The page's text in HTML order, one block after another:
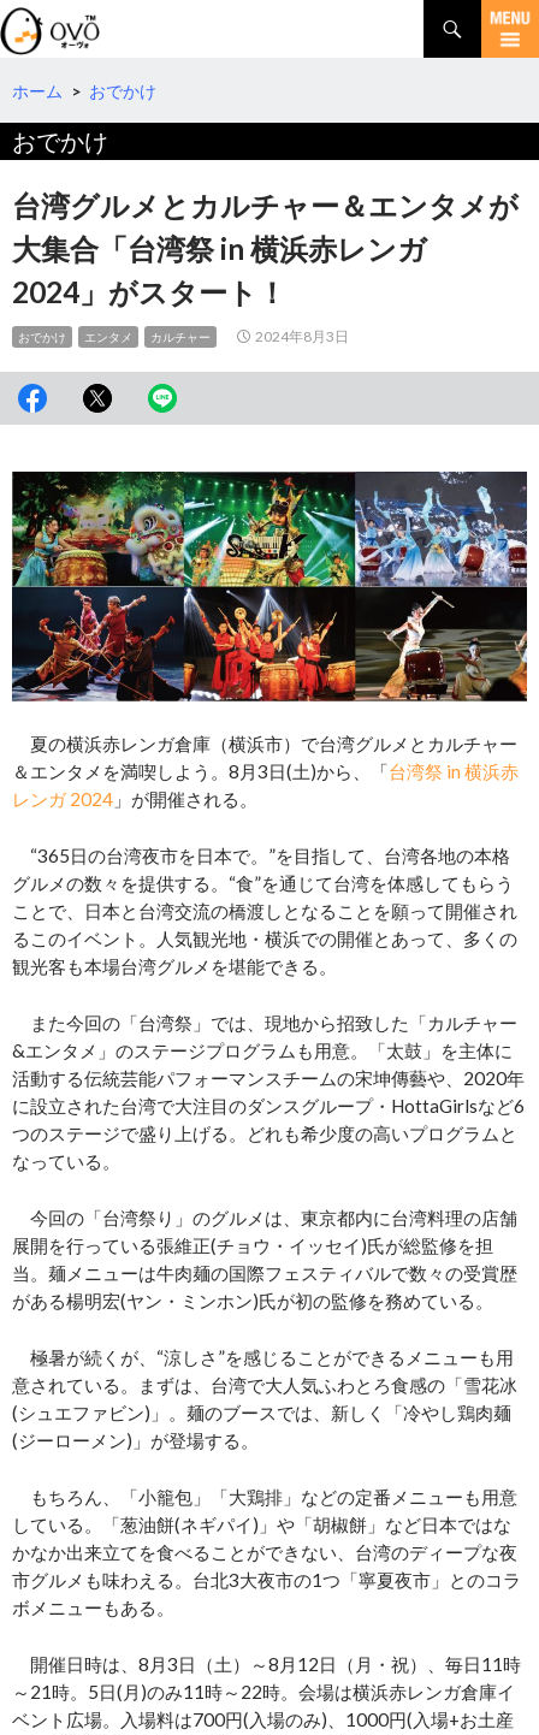
検
索
コ
テ
ツ
へ
ホーム > おでかけ
おでかけ
台湾グルメとカルチャー＆エンタメが
大集合「台湾祭 in 横浜赤レンガ
2024」がスタート！
おでかけ エンタメ カルチャー 2024年8月3日
夏の横浜赤レンガ倉庫（横浜市）で台湾グルメとカルチャー
＆エンタメを満喫しよう。8月3日(土)から、「台湾祭 in 横浜赤
レンガ 2024 」が開催される。
“365日の台湾夜市を日本で。”を目指して、台湾各地の本格
グルメの数々を提供する。“食”を通じて台湾を体感してもらう
ことで、日本と台湾交流の橋渡しとなることを願って開催され
るこのイベント。人気観光地・横浜での開催とあって、多くの
観光客も本場台湾グルメを堪能できる。
また今回の「台湾祭」では、現地から招致した「カルチャー
&エンタメ」のステージプログラムも用意。「太鼓」を主体に
活動する伝統芸能パフォーマンスチームの宋坤傳藝や、2020年
に設立された台湾で大注目のダンスグループ・HottaGirlsなど6
つのステージで盛り上げる。どれも希少度の高いプログラムと
なっている。
今回の「台湾祭り」のグルメは、東京都内に台湾料理の店舗
展開を行っている張維正(チョウ・イッセイ)氏が総監修を担
当。麺メニューは牛肉麺の国際フェスティバルで数々の受賞歴
がある楊明宏(ヤン・ミンホン)氏が初の監修を務めている。
極暑が続くが、“涼しさ”を感じることができるメニューも用
意されている。まずは、台湾で大人気ふわとろ食感の「雪花冰
(シュエファビン)」。麺のブースでは、新しく「冷やし鶏肉麺
(ジーローメン)」が登場する。
もちろん、「小籠包」「大鶏排」などの定番メニューも用意
している。「葱油餅(ネギパイ)」や「胡椒餅」など日本ではな
かなか出来立てを食べることができない、台湾のディープな夜
市グルメも味わえる。台北3大夜市の1つ「寧夏夜市」とのコラ
ボメニューもある。
開催日時は、8月3日（土）～8月12日（月・祝）、毎日11時
～21時。5日(月)のみ11時～22時。会場は横浜赤レンガ倉庫イ
ベント広場。入場料は700円(入場のみ)、1000円(入場+お土産